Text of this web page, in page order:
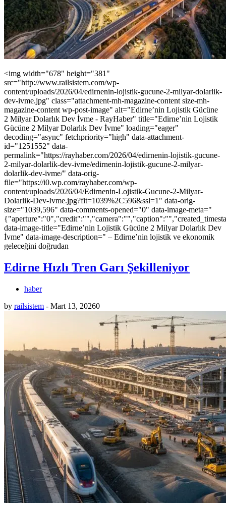
<img width="678" height="381"
src="http://www.railsistem.com/wp-
content/uploads/2026/04/edirnenin-lojistik-gucune-2-milyar-dolarlik-
dev-ivme.jpg" class="attachment-mh-magazine-content size-mh-
magazine-content wp-post-image" alt="Edirne’nin Lojistik Gücüne
2 Milyar Dolarlık Dev İvme - RayHaber" title="Edirne’nin Lojistik
Gücüne 2 Milyar Dolarlık Dev İvme" loading="eager"
decoding="async" fetchpriority="high" data-attachment-
id="1251552" data-
permalink="https://rayhaber.com/2026/04/edirnenin-lojistik-gucune-
2-milyar-dolarlik-dev-ivme/edirnenin-lojistik-gucune-2-milyar-
dolarlik-dev-ivme/" data-orig-
file="https://i0.wp.com/rayhaber.com/wp-
content/uploads/2026/04/Edirnenin-Lojistik-Gucune-2-Milyar-
Dolarlik-Dev-Ivme.jpg?fit=1039%2C596&ssl=1" data-orig-
size="1039,596" data-comments-opened="0" data-image-meta="
data-image-title="Edirne’nin Lojistik Gücüne 2 Milyar Dolarlık Dev
İvme" data-image-description=" – Edirne’nin lojistik ve ekonomik
geleceğini doğrudan
Edirne Hızlı Tren Garı Şekilleniyor
haber
by railsistem - Mart 13, 20260